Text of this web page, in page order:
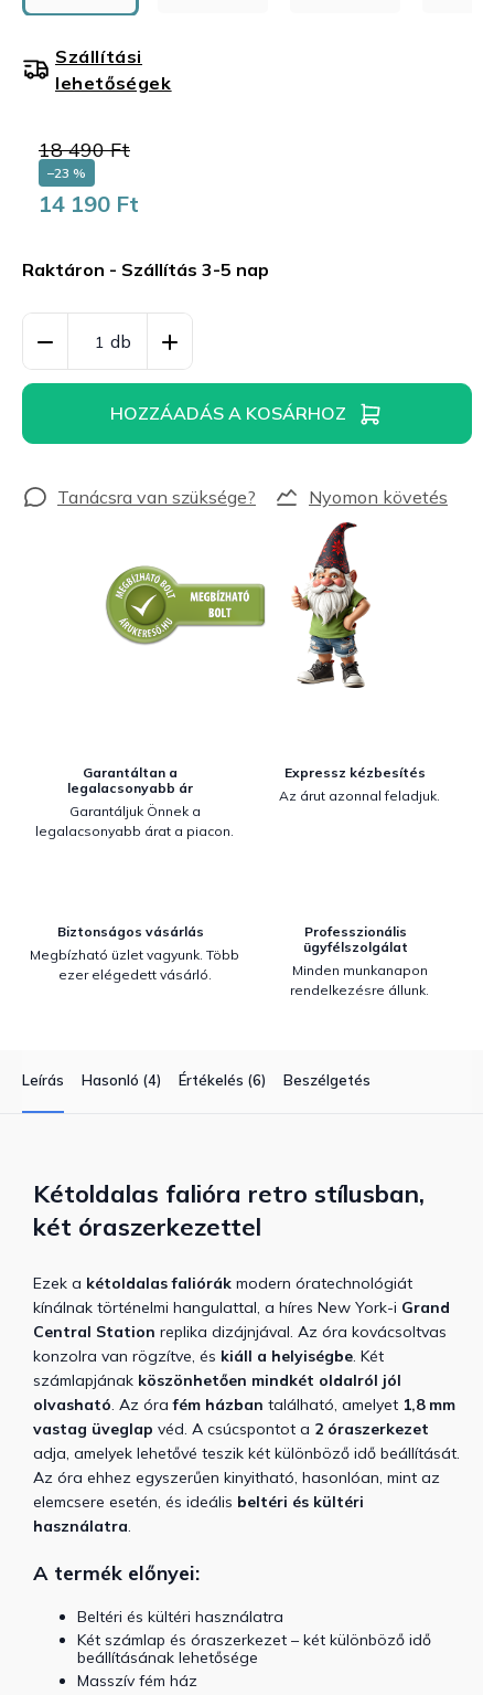
18 490 Ft
–23 %
14 190 Ft
Raktáron - Szállítás 3-5 nap
Szállítási
lehetőségek
HOZZÁADÁS A KOSÁRHOZ
Nyomon követés
Garantáltan a
legalacsonyabb ár
Garantáljuk Önnek a
legalacsonyabb árat a piacon.
Expressz kézbesítés
Az árut azonnal feladjuk.
Biztonságos vásárlás
Megbízható üzlet vagyunk. Több
ezer elégedett vásárló.
Professzionális
ügyfélszolgálat
Minden munkanapon
rendelkezésre állunk.
Leírás Hasonló (4) Értékelés (6) Beszélgetés
Kétoldalas falióra retro stílusban,
két óraszerkezettel
Ezek a kétoldalasfaliórák modern óratechnológiát
kínálnak történelmi hangulattal, a híres New York-i Grand
Central Station replika dizájnjával. Az óra kovácsoltvas
konzolra van rögzítve, és kiáll a helyiségbe. Két
számlapjának köszönhetően mindkét oldalról jól
olvasható. Az óra fém házban található, amelyet 1,8 mm
vastag üveglap véd. A csúcspontot a 2 óraszerkezet
adja, amelyek lehetővé teszik két különböző idő beállítását.
Az óra ehhez egyszerűen kinyitható, hasonlóan, mint az
elemcsere esetén, és ideális beltéri és kültéri
használatra.
A termék előnyei:
Beltéri és kültéri használatra
Két számlap és óraszerkezet – két különböző idő
beállításának lehetősége
Masszív fém ház